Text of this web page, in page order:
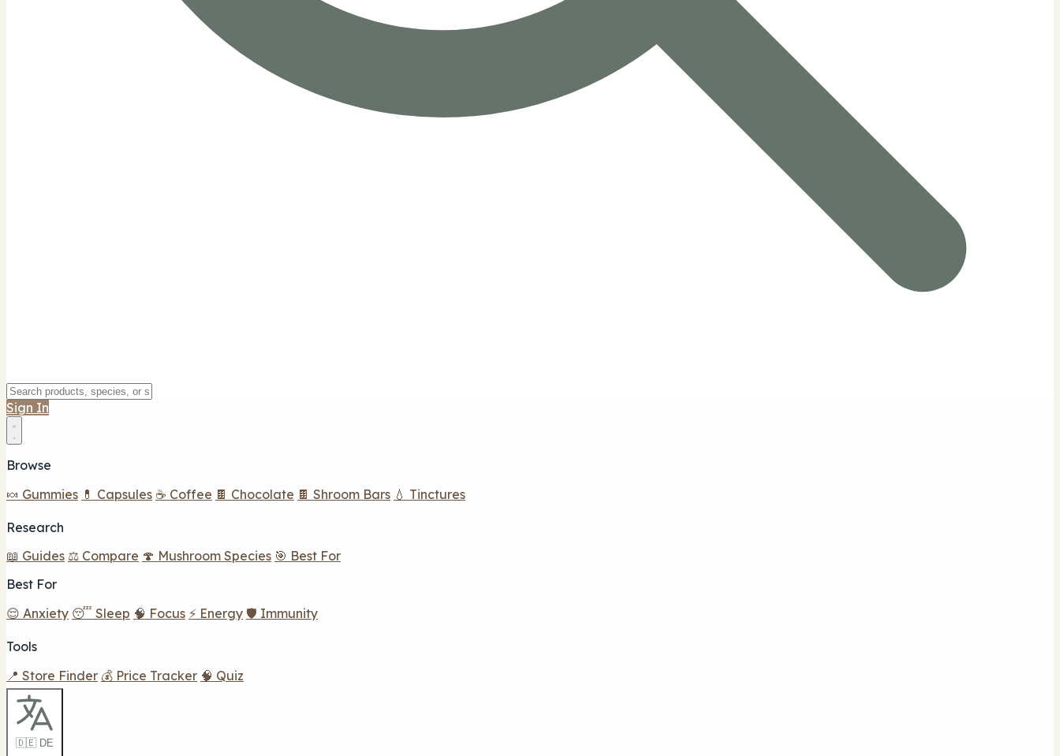
Sign In
Browse
🍬 Gummies 💊 Capsules ☕ Coffee 🍫 Chocolate 🍫 Shroom Bars 💧 Tinctures
Research
📖 Guides ⚖️ Compare 🍄 Mushroom Species 🎯 Best For
Best For
😌 Anxiety 😴 Sleep 🧠 Focus ⚡ Energy 🛡️ Immunity
Tools
📍 Store Finder 💰 Price Tracker 🧠 Quiz
🇩🇪 DE